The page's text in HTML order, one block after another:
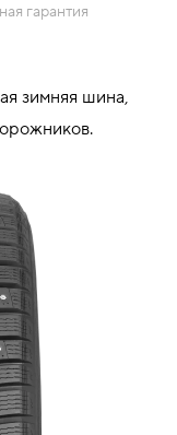
гарантия
зимняя шина,